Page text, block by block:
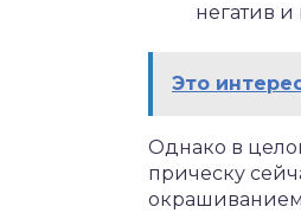
негатив и
Это
Однако в
прическу
окрашиванием